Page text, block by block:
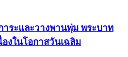
าระและวางพานพุ่ม พระบาท
องในโอกาสวันเฉลิม